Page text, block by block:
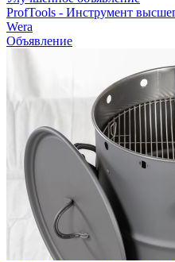
ProfTools - Инструмент
Wera
Объявление